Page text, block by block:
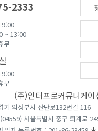
2333
~ 13:00
무
무
(주)인터프로커뮤니케이
기 의정부시 산단로132번길 116
서울특별시 중구 퇴계로